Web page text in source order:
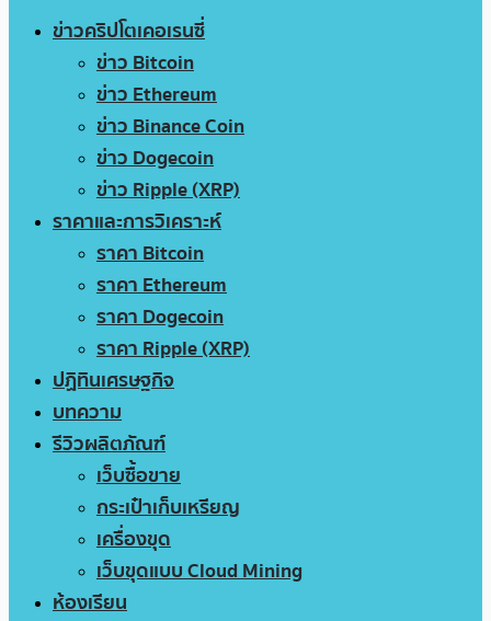
ข่าวคริปโตเคอเรนซี่
ข่าว Bitcoin
ข่าว Ethereum
ข่าว Binance Coin
ข่าว Dogecoin
ข่าว Ripple (XRP)
ราคาและการวิเคราะห์
ราคา Bitcoin
ราคา Ethereum
ราคา Dogecoin
ราคา Ripple (XRP)
ปฏิทินเศรษฐกิจ
บทความ
รีวิวผลิตภัณฑ์
เว็บซื้อขาย
กระเป๋าเก็บเหรียญ
เครื่องขุด
เว็บขุดแบบ Cloud Mining
ห้องเรียน